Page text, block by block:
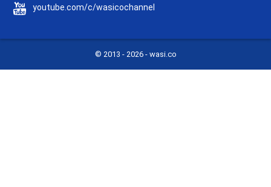
youtube.com/c/wasicochannel
© 2013 - 2026 - wasi.co